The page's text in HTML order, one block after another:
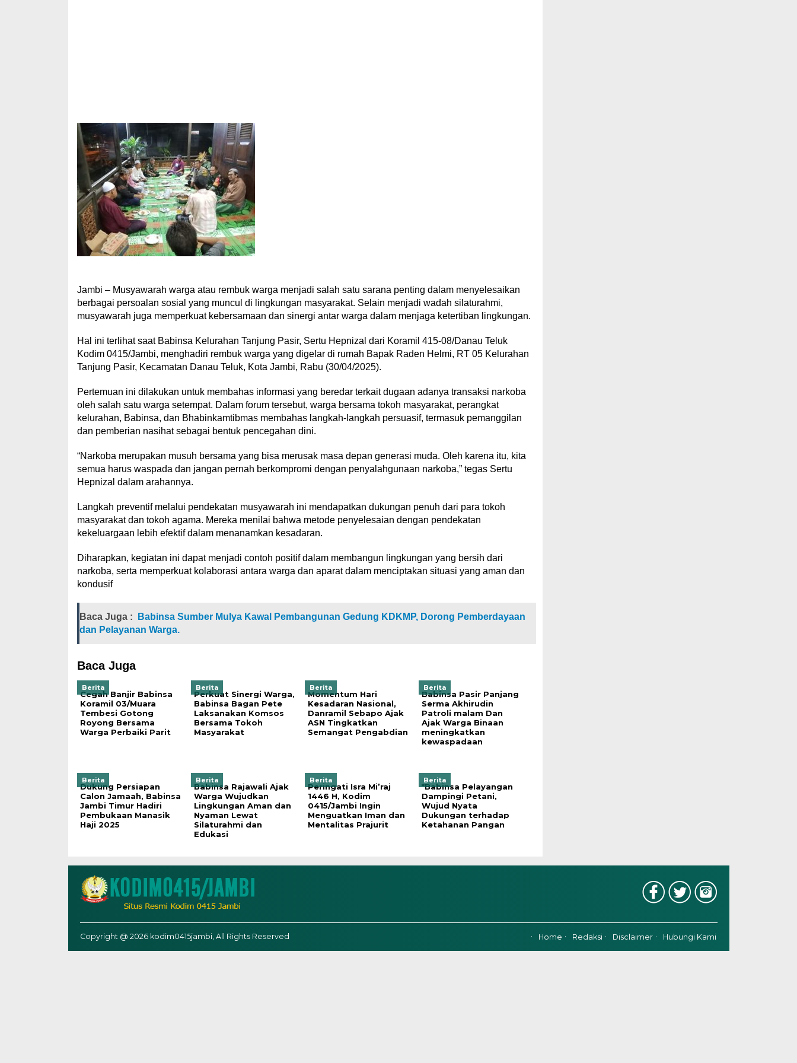
Jambi – Musyawarah warga atau rembuk warga menjadi salah satu sarana penting dalam menyelesaikan
berbagai persoalan sosial yang muncul di lingkungan masyarakat. Selain menjadi wadah silaturahmi,
musyawarah juga memperkuat kebersamaan dan sinergi antar warga dalam menjaga ketertiban lingkungan.
Hal ini terlihat saat Babinsa Kelurahan Tanjung Pasir, Sertu Hepnizal dari Koramil 415-08/Danau Teluk
Kodim 0415/Jambi, menghadiri rembuk warga yang digelar di rumah Bapak Raden Helmi, RT 05 Kelurahan
Tanjung Pasir, Kecamatan Danau Teluk, Kota Jambi, Rabu (30/04/2025).
Pertemuan ini dilakukan untuk membahas informasi yang beredar terkait dugaan adanya transaksi narkoba
oleh salah satu warga setempat. Dalam forum tersebut, warga bersama tokoh masyarakat, perangkat
kelurahan, Babinsa, dan Bhabinkamtibmas membahas langkah-langkah persuasif, termasuk pemanggilan
dan pemberian nasihat sebagai bentuk pencegahan dini.
“Narkoba merupakan musuh bersama yang bisa merusak masa depan generasi muda. Oleh karena itu, kita
semua harus waspada dan jangan pernah berkompromi dengan penyalahgunaan narkoba,” tegas Sertu
Hepnizal dalam arahannya.
Langkah preventif melalui pendekatan musyawarah ini mendapatkan dukungan penuh dari para tokoh
masyarakat dan tokoh agama. Mereka menilai bahwa metode penyelesaian dengan pendekatan
kekeluargaan lebih efektif dalam menanamkan kesadaran.
Diharapkan, kegiatan ini dapat menjadi contoh positif dalam membangun lingkungan yang bersih dari
narkoba, serta memperkuat kolaborasi antara warga dan aparat dalam menciptakan situasi yang aman dan
kondusif
Baca Juga :
Babinsa Sumber Mulya Kawal Pembangunan Gedung KDKMP, Dorong Pemberdayaan
dan Pelayanan Warga.
Baca Juga
Berita
Cegah Banjir Babinsa
Koramil 03/Muara
Tembesi Gotong
Royong Bersama
Warga Perbaiki Parit
Berita
Perkuat Sinergi Warga,
Babinsa Bagan Pete
Laksanakan Komsos
Bersama Tokoh
Masyarakat
Berita
Momentum Hari
Kesadaran Nasional,
Danramil Sebapo Ajak
ASN Tingkatkan
Semangat Pengabdian
Berita
Babinsa Pasir Panjang
Serma Akhirudin
Patroli malam Dan
Ajak Warga Binaan
meningkatkan
kewaspadaan
Berita
Dukung Persiapan
Calon Jamaah, Babinsa
Jambi Timur Hadiri
Pembukaan Manasik
Haji 2025
Berita
Babinsa Rajawali Ajak
Warga Wujudkan
Lingkungan Aman dan
Nyaman Lewat
Silaturahmi dan
Edukasi
Berita
Peringati Isra Mi’raj
1446 H, Kodim
0415/Jambi Ingin
Menguatkan Iman dan
Mentalitas Prajurit
Berita
*Babinsa Pelayangan
Dampingi Petani,
Wujud Nyata
Dukungan terhadap
Ketahanan Pangan
Copyright @ 2026 kodim0415jambi, All Rights Reserved Home Redaksi Disclaimer Hubungi Kami